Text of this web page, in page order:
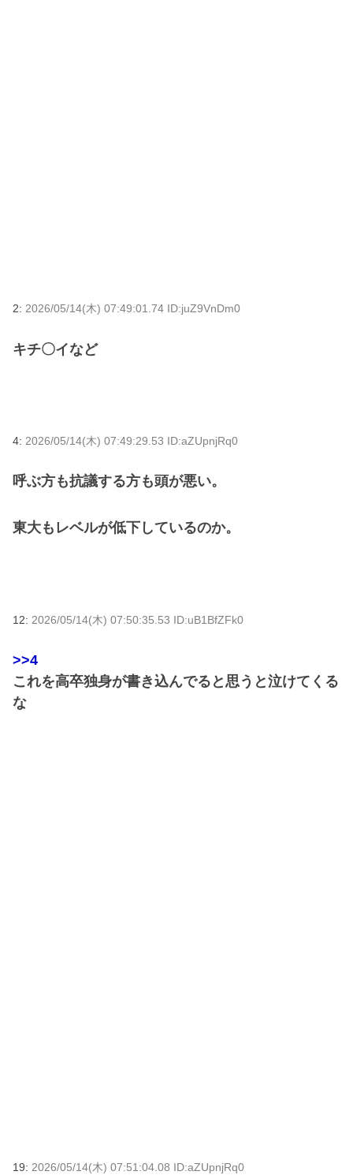
2: 2026/05/14(木) 07:49:01.74 ID:juZ9VnDm0
キチ〇イなど
4: 2026/05/14(木) 07:49:29.53 ID:aZUpnjRq0
呼ぶ方も抗議する方も頭が悪い。
東大もレベルが低下しているのか。
12: 2026/05/14(木) 07:50:35.53 ID:uB1BfZFk0
>>4
これを高卒独身が書き込んでると思うと泣けてくる
な
19: 2026/05/14(木) 07:51:04.08 ID:aZUpnjRq0